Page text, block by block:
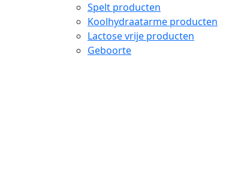
Spelt producten
Koolhydraatarme producten
Lactose vrije producten
Geboorte